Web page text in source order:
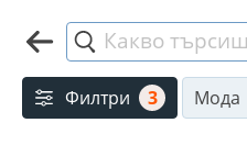
Какво
Филтри 3 Мода